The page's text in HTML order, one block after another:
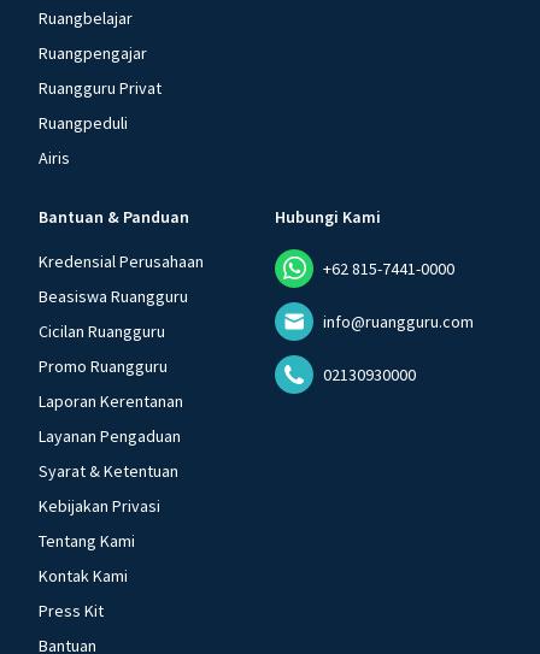
Ruangbelajar
Ruangpengajar
Ruangguru Privat
Ruangpeduli
Airis
Bantuan & Panduan
Kredensial Perusahaan
Beasiswa Ruangguru
Cicilan Ruangguru
Promo Ruangguru
Laporan Kerentanan
Layanan Pengaduan
Syarat & Ketentuan
Kebijakan Privasi
Tentang Kami
Kontak Kami
Press Kit
Bantuan
Hubungi Kami
+62 815-7441-0000
info@ruangguru.com
02130930000